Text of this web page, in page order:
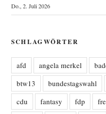
Do., 2. Juli 2026
SCHLAGWÖRTER
afd angela merkel
btw13
bundestagswahl
cdu
fantasy fdp